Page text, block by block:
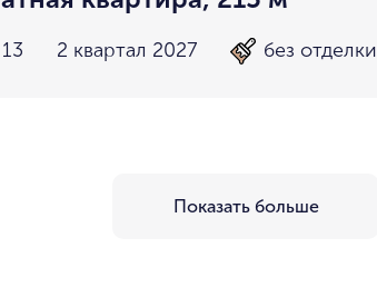
2 квартал 2027 без отделки
Показать больше